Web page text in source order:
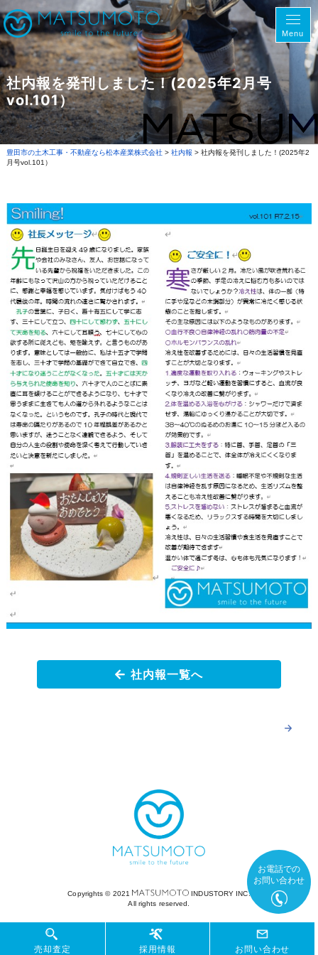
Menu
社内報を発刊しました！(2025年2月号
vol.101）
豊田市の土木工事・不動産なら松本産業株式会社> 社内報 > 社内報を発刊しました！(2025年2
月号vol.101）
社内報一覧へ
Copyrights ©︎ 2021
INDUSTORY INC.
All rights reserved.
お電話での
お問い合わせ
売却査定 採用情報 お問い合わせ
売却査定 採用情報 お問い合わせ